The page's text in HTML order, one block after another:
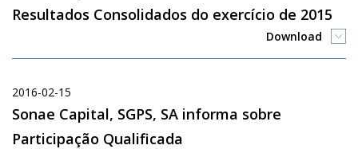
Resultados Consolidados do exercício de 2015
Download
2016-02-15
Sonae Capital, SGPS, SA informa sobre
Participação Qualificada